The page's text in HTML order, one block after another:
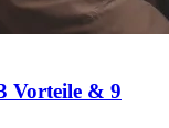
Vorteile & 9